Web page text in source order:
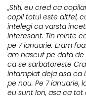
„Stiti, eu cred ca
copil totul este altfel,
intelegi ca varsta
interesant. Tin minte
pe 7 ianuarie. Eram
am nascut pe data de
ca se sarbatoreste
intamplat deja asa ca
pe nou. Pe 7 ianuarie,
eu sunt Ion, asa ca